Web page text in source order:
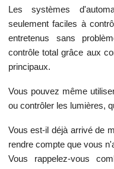
Les systèmes
seulement faciles à
entretenus sans
contrôle total grâce aux
principaux.
Vous pouvez même
ou contrôler les lumières,
Vous est-il déjà arrivé de
rendre compte que vous
Vous rappelez-vous